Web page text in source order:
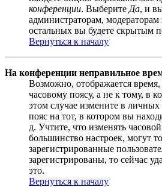
конференции. Выберите Да, и
администраторам,
остальных вы будете скрытым
Вернуться к началу
На конференции неправильное
Возможно, отображается
часовому поясу, а не к тому, в
этом случае измените в личных
пояс на тот, в котором вы
д. Учтите, что изменять
большинство настроек, могут
зарегистрированные
зарегистрированы, то сейчас
это.
Вернуться к началу